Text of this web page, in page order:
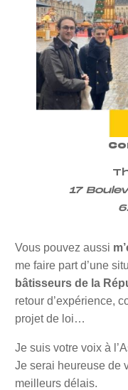
17
Vous pouvez aussi
me faire part d’une
bâtisseurs de la
retour d’expérience,
projet de loi…
Je suis votre voix à
Je serai heureuse de
meilleurs délais.